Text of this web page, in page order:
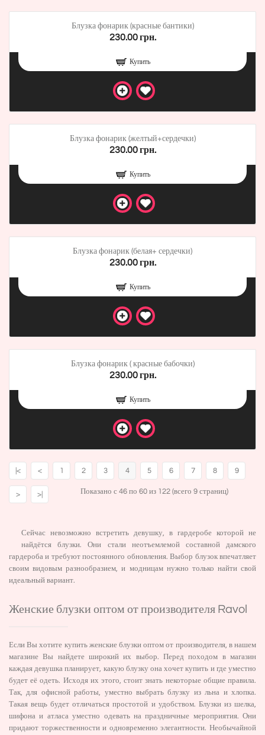
Блузка фонарик (красные бантики)
230.00 грн.
Купить
Блузка фонарик (желтый+сердечки)
230.00 грн.
Купить
Блузка фонарик (белая+ сердечки)
230.00 грн.
Купить
Блузка фонарик ( красные бабочки)
230.00 грн.
Купить
|< < 1 2 3 4 5 6 7 8 9
> >| Показано с 46 по 60 из 122 (всего 9 страниц)
Сейчас невозможно встретить девушку, в гардеробе которой не
найдётся блузки. Они стали неотъемлемой составной дамского
гардероба и требуют постоянного обновления. Выбор блузок впечатляет
своим видовым разнообразием, и модницам нужно только найти свой
идеальный вариант.
Женские блузки оптом от производителя Ravol
Если Вы хотите купить женские блузки оптом от производителя, в нашем
магазине Вы найдете широкий их выбор. Перед походом в магазин
каждая девушка планирует, какую блузку она хочет купить и где уместно
будет её одеть. Исходя их этого, стоит знать некоторые общие правила.
Так, для офисной работы, уместно выбрать блузку из льна и хлопка.
Такая вещь будет отличаться простотой и удобством. Блузки из шелка,
шифона и атласа уместно одевать на праздничные мероприятия. Они
придают торжественности и одновременно элегантности. Необычайной